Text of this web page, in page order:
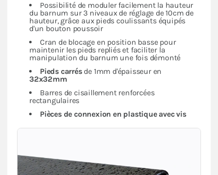
Possibilité de moduler facilement la hauteur
du barnum sur 3 niveaux de réglage de 10cm de
hauteur, grâce aux pieds coulissants équipés
d'un bouton poussoir
Cran de blocage en position basse pour
maintenir les pieds repliés et faciliter la
manipulation du barnum une fois démonté
Pieds carrésde 1mm d'épaisseur en
32x32mm
Barres de cisaillement renforcées
rectangulaires
Pièces de connexion en plastique avec vis